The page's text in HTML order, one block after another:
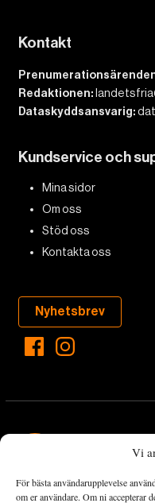
Vi
För bästa användarupplevelse
om er användare. Om ni
Kontakt
Redaktionen:
Dataskyddsansvarig:
Kundservice och
Mina sidor
Om oss
Stöd oss
Kontakta oss
Nyhetsbrev
Landets Fria Tidning är en